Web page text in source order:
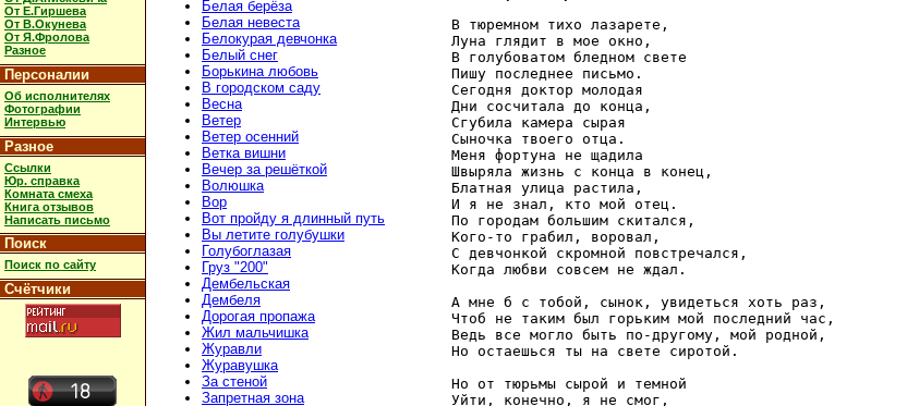
От Е.Гиршева
От В.Окунева
От Я.Фролова
Разное
Персоналии
Об исполнителях
Фотографии
Интервью
Разное
Ссылки
Юр. справка
Комната смеха
Книга отзывов
Написать письмо
Поиск
Поиск по сайту
Счётчики
Белая берёза
Белая невеста
Белокурая девчонка
Белый снег
Борькина любовь
В городском саду
Весна
Ветер
Ветер осенний
Ветка вишни
Вечер за решёткой
Волюшка
Вор
Вот пройду я длинный путь
Вы летите голубушки
Голубоглазая
Груз "200"
Дембельская
Дембеля
Дорогая пропажа
Жил мальчишка
Журавли
Журавушка
За стеной
Запретная зона
   В тюремном тихо лазарете,
   Луна глядит в мое окно,
   В голубоватом бледном свете
   Пишу последнее письмо.
   Сегодня доктор молодая
   Дни сосчитала до конца,
   Сгубила камера сырая
   Сыночка твоего отца.
   Меня фортуна не щадила
   Швыряла жизнь с конца в конец,
   Блатная улица растила,
   И я не знал, кто мой отец.
   По городам большим скитался,
   Кого-то грабил, воровал,
   С девчонкой скромной повстречался,
   Когда любви совсем не ждал.
   А мне б с тобой, сынок, увидеться хоть раз,
   Чтоб не таким был горьким мой последний час,
   Ведь все могло быть по-другому, мой родной,
   Но остаешься ты на свете сиротой.
   Но от тюрьмы сырой и темной
   Уйти, конечно, я не смог,